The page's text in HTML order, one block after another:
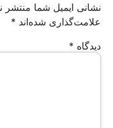
نشانی ایمیل شما منتشر
علامت‌گذاری شده‌اند *
دیدگاه *